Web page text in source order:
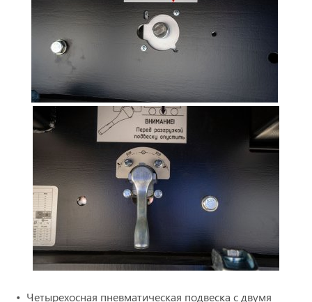
Четырехосная пневматическая подвеска с двумя